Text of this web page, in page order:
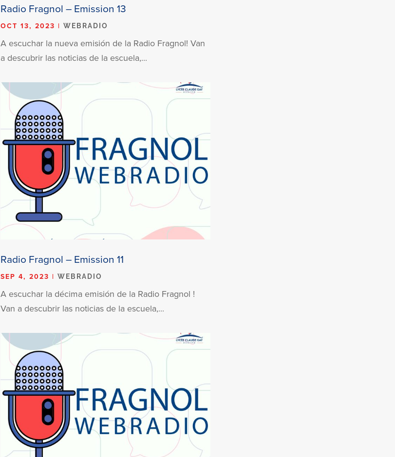
Radio Fragnol – Emission 13
OCT 13, 2023 |WEBRADIO
A escuchar la nueva emisión de la Radio Fragnol! Van
a descubrir las noticias de la escuela,...
Radio Fragnol – Emission 11
SEP 4, 2023 |WEBRADIO
A escuchar la décima emisión de la Radio Fragnol !
Van a descubrir las noticias de la escuela,...